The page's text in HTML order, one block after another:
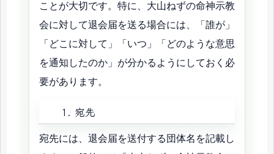
ことが大切です。特に、大山ねずの命神示教
会に対して退会届を送る場合には、「誰が」
「どこに対して」「いつ」「どのような意思
を通知したのか」が分かるようにしておく必
要があります。
1. 宛先
宛先には、退会届を送付する団体名を記載し